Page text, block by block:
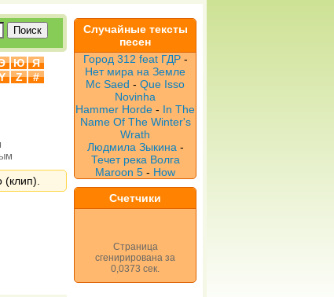
Ю
Я
Z
#
Случайные тексты
песен
Город 312 feat ГДР-
Нет мира на Земле
Mc Saed - Que Isso
Novinha
Hammer Horde - In The
Name Of The Winter's
Wrath
Людмила Зыкина -
Течет река Волга
Maroon 5 - How
Счетчики
Страница
сгенирирована за
0,0373 сек.